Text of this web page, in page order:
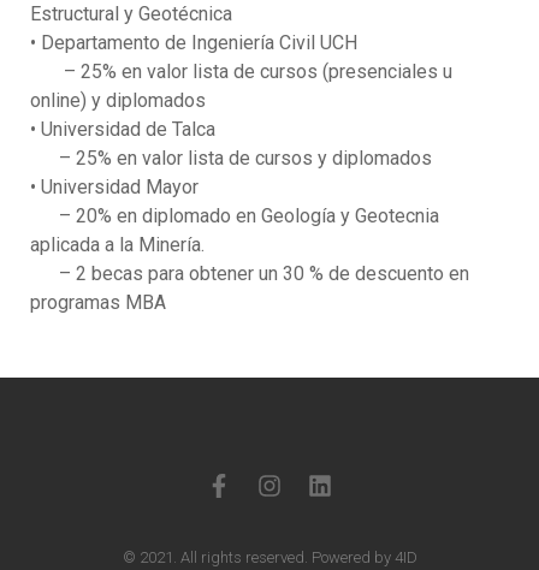
Estructural y Geotécnica
• Departamento de Ingeniería Civil UCH
– 25% en valor lista de cursos (presenciales u
online) y diplomados
• Universidad de Talca
– 25% en valor lista de cursos y diplomados
• Universidad Mayor
– 20% en diplomado en Geología y Geotecnia
aplicada a la Minería.
– 2 becas para obtener un 30 % de descuento en
programas MBA
© 2021. All rights reserved. Powered by 4ID